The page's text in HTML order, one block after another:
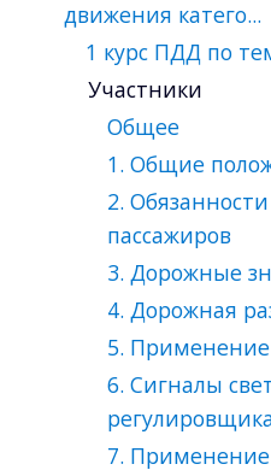
движения катего...
1 курс ПДД по
Участники
Общее
1. Общие
2.
пассажиров
3. Дорожные
4. Дорожная
5.
6. Сигналы
7.